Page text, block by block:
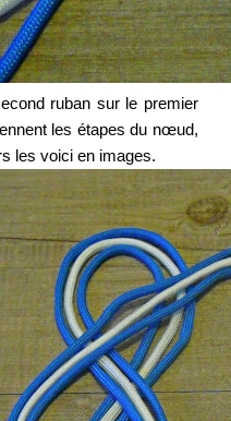
ruban sur le premier
les étapes du nœud,
les voici en images.